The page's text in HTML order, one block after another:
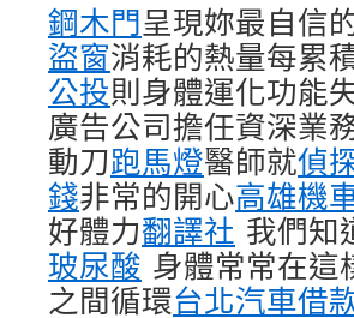
鋼木門呈現妳最自信
盜窗消耗的熱量每累
公投則身體運化功能
廣告公司擔任資深業
動刀跑馬燈醫師就偵
錢非常的開心高雄機
好體力翻譯社 我們知
玻尿酸 身體常常在
之間循環台北汽車借